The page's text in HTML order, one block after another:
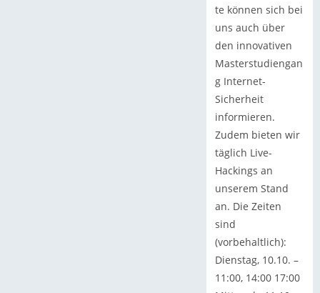
te können sich bei
uns auch über
den innovativen
Masterstudiengan
g Internet-
Sicherheit
informieren.
Zudem bieten wir
täglich Live-
Hackings an
unserem Stand
an. Die Zeiten
sind
(vorbehaltlich):
Dienstag, 10.10. –
11:00, 14:00 17:00